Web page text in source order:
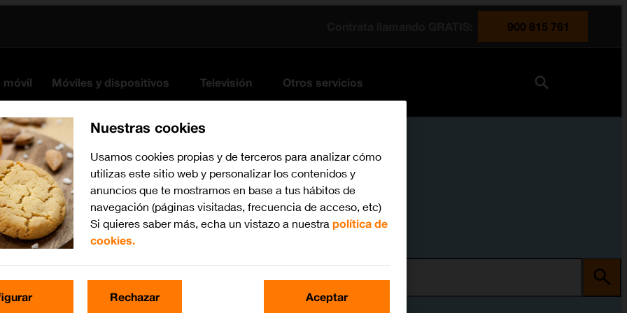
900 815 761
móvil Móviles y dispositivos Televisión Otros servicios
Nuestras cookies
Usamos cookies propias y de terceros para analizar cómo
utilizas este sitio web y personalizar los contenidos y
anuncios que te mostramos en base a tus hábitos de
navegación (páginas visitadas, frecuencia de acceso, etc)
Si quieres saber más, echa un vistazo a nuestra política de
cookies.
Rechazar Aceptar